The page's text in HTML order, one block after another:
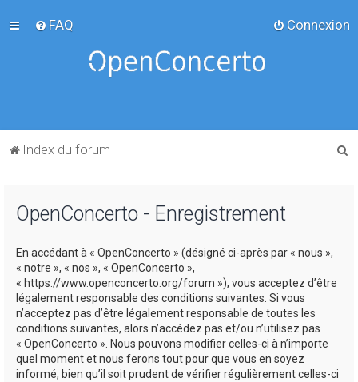
FAQ Connexion
Index du forum
OpenConcerto - Enregistrement
En accédant à « OpenConcerto » (désigné ci-après par « nous »,
« notre », « nos », « OpenConcerto »,
« https://www.openconcerto.org/forum »), vous acceptez d’être
légalement responsable des conditions suivantes. Si vous
n’acceptez pas d’être légalement responsable de toutes les
conditions suivantes, alors n’accédez pas et/ou n’utilisez pas
« OpenConcerto ». Nous pouvons modifier celles-ci à n’importe
quel moment et nous ferons tout pour que vous en soyez
informé, bien qu’il soit prudent de vérifier régulièrement celles-ci